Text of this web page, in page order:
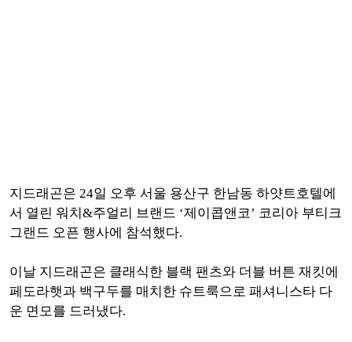
지드래곤은 24일 오후 서울 용산구 한남동 하얏트호텔에
서 열린 워치&주얼리 브랜드 ‘제이콥앤코’ 코리아 부티크
그랜드 오픈 행사에 참석했다.
이날 지드래곤은 클래식한 블랙 팬츠와 더블 버튼 재킷에
페도라햇과 백구두를 매치한 슈트룩으로 패셔니스타 다
운 면모를 드러냈다.